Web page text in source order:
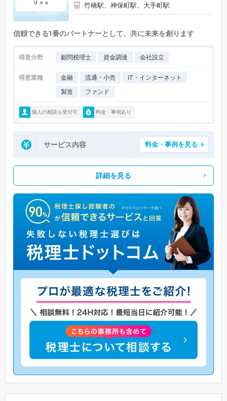
竹橋駅、神保町駅、大手町駅
信頼できる1番のパートナーとして、共に未来を創ります
得意分野 顧問税理士 資金調達 会社設立
得意業種 金融 流通・小売
IT・インターネット
製造
ファンド
個人の相談も受付可 料金・事例あり
サービス内容 料金・事例を見る
詳細を見る